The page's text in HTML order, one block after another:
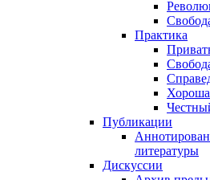
Практика
Публикации
литературы
Дискуссии